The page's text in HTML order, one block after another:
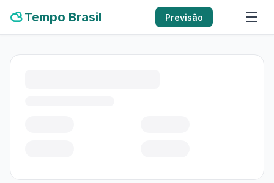
Tempo Brasil Previsão